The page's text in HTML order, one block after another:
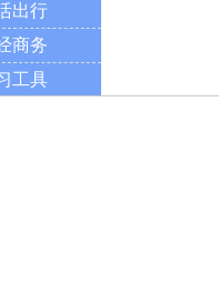
出行
商务
工具